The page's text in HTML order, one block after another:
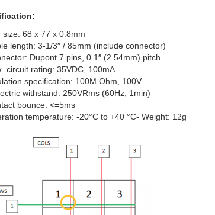
size: 68 x 77 x 0.8mm
length: 3-1/3″ / 85mm (include connector)
Dupont 7 pins, 0.1″ (2.54mm) pitch
circuit rating: 35VDC, 100mA
specification: 100M Ohm, 100V
withstand: 250VRms (60Hz, 1min)
bounce: <=5ms
temperature: -20°C to +40 °C- Weight: 12g